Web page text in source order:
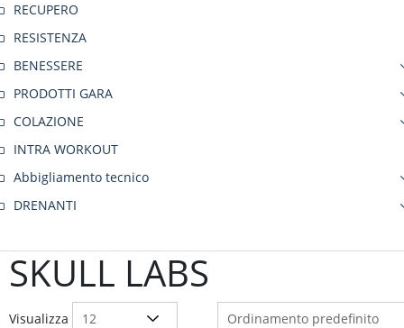
SKULL LABS
Visualizza
RECUPERO
RESISTENZA
BENESSERE
PRODOTTI GARA
COLAZIONE
INTRA WORKOUT
Abbigliamento tecnico
DRENANTI